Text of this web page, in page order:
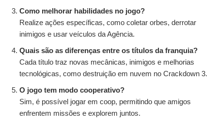
Como melhorar habilidades no jogo?
Realize ações específicas, como coletar orbes, derrotar
inimigos e usar veículos da Agência.
Quais são as diferenças entre os títulos da franquia?
Cada título traz novas mecânicas, inimigos e melhorias
tecnológicas, como destruição em nuvem no Crackdown 3.
O jogo tem modo cooperativo?
Sim, é possível jogar em coop, permitindo que amigos
enfrentem missões e explorem juntos.